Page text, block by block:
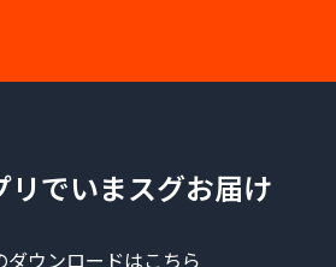
リでいまスグお届け
ダウンロードはこちら